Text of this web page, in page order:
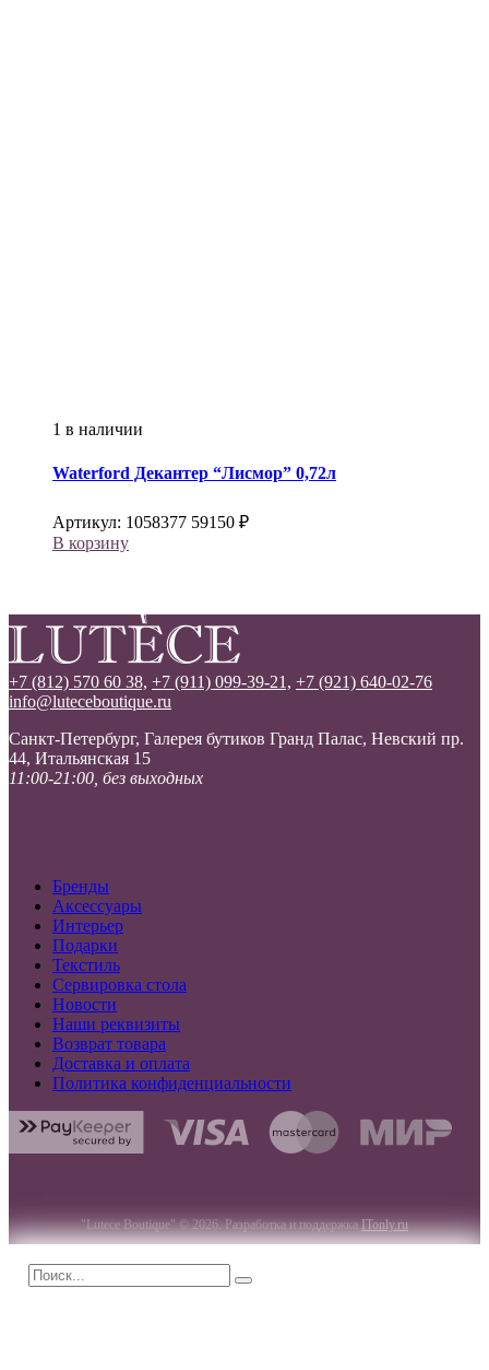
1 в наличии
Waterford Декантер “Лисмор” 0,72л
Артикул: 1058377 59150 ₽
В корзину
+7 (812) 570 60 38, +7 (911) 099-39-21, +7 (921) 640-02-76
info@luteceboutique.ru
Санкт-Петербург, Галерея бутиков Гранд Палас, Невский пр.
44, Итальянская 15
11:00-21:00, без выходных
Бренды
Аксессуары
Интерьер
Подарки
Текстиль
Сервировка стола
Новости
Наши реквизиты
Возврат товара
Доставка и оплата
Политика конфиденциальности
"Lutece Boutique" © 2026. Разработка и поддержкаITonly.ru